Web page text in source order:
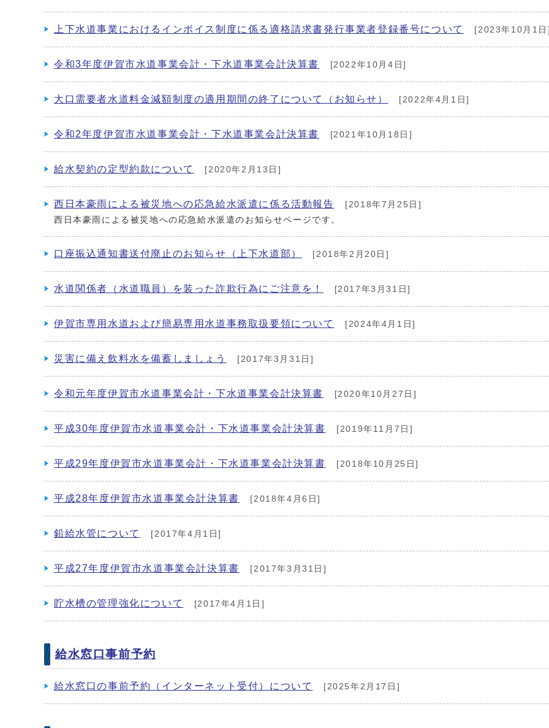
上下水道事業におけるインボイス制度に係る適格請求書発行事業者登録番号について [2023年10月1
令和3年度伊賀市水道事業会計・下水道事業会計決算書 [2022年10月4日]
大口需要者水道料金減額制度の適用期間の終了について（お知らせ） [2022年4月1日]
令和2年度伊賀市水道事業会計・下水道事業会計決算書 [2021年10月18日]
給水契約の定型約款について [2020年2月13日]
西日本豪雨による被災地への応急給水派遣に係る活動報告
[2018年7月25日]
西日本豪雨による被災地への応急給水派遣のお知らせページです。
口座振込通知書送付廃止のお知らせ（上下水道部） [2018年2月20日]
水道関係者（水道職員）を装った詐欺行為にご注意を！ [2017年3月31日]
伊賀市専用水道および簡易専用水道事務取扱要領について [2024年4月1日]
災害に備え飲料水を備蓄しましょう [2017年3月31日]
令和元年度伊賀市水道事業会計・下水道事業会計決算書 [2020年10月27日]
平成30年度伊賀市水道事業会計・下水道事業会計決算書 [2019年11月7日]
平成29年度伊賀市水道事業会計・下水道事業会計決算書 [2018年10月25日]
平成28年度伊賀市水道事業会計決算書 [2018年4月6日]
鉛給水管について [2017年4月1日]
平成27年度伊賀市水道事業会計決算書 [2017年3月31日]
貯水槽の管理強化について [2017年4月1日]
給水窓口事前予約
給水窓口の事前予約（インターネット受付）について [2025年2月17日]